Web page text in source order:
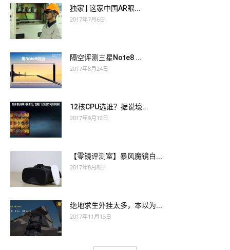
独家 | 这家中国AR眼...
2017年7月6日
隔空评测三星Note8 ...
2017年8月24日
12核CPU选谁？据说壕...
2017年9月12日
【零镜评测室】暴风魔镜白...
2017年8月8日
绝地求生外挂太多，本以为...
2017年11月13日